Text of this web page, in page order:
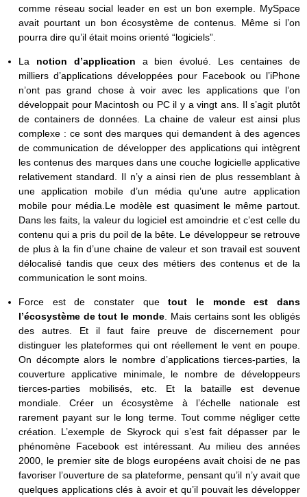
comme réseau social leader en est un bon exemple. MySpace
avait pourtant un bon écosystème de contenus. Même si l’on
pourra dire qu’il était moins orienté “logiciels”.
La notion d’application a bien évolué. Les centaines de
milliers d’applications développées pour Facebook ou l’iPhone
n’ont pas grand chose à voir avec les applications que l’on
développait pour Macintosh ou PC il y a vingt ans. Il s’agit plutôt
de containers de données. La chaine de valeur est ainsi plus
complexe : ce sont des marques qui demandent à des agences
de communication de développer des applications qui intègrent
les contenus des marques dans une couche logicielle applicative
relativement standard. Il n’y a ainsi rien de plus ressemblant à
une application mobile d’un média qu’une autre application
mobile pour média.Le modèle est quasiment le même partout.
Dans les faits, la valeur du logiciel est amoindrie et c’est celle du
contenu qui a pris du poil de la bête. Le développeur se retrouve
de plus à la fin d’une chaine de valeur et son travail est souvent
délocalisé tandis que ceux des métiers des contenus et de la
communication le sont moins.
Force est de constater quetout le monde est dans
l’écosystème de tout le monde . Mais certains sont les obligés
des autres. Et il faut faire preuve de discernement pour
distinguer les plateformes qui ont réellement le vent en poupe.
On décompte alors le nombre d’applications tierces-parties, la
couverture applicative minimale, le nombre de développeurs
tierces-parties mobilisés, etc. Et la bataille est devenue
mondiale. Créer un écosystème à l’échelle nationale est
rarement payant sur le long terme. Tout comme négliger cette
création. L’exemple de Skyrock qui s’est fait dépasser par le
phénomène Facebook est intéressant. Au milieu des années
2000, le premier site de blogs européens avait choisi de ne pas
favoriser l’ouverture de sa plateforme, pensant qu’il n’y avait que
quelques applications clés à avoir et qu’il pouvait les développer